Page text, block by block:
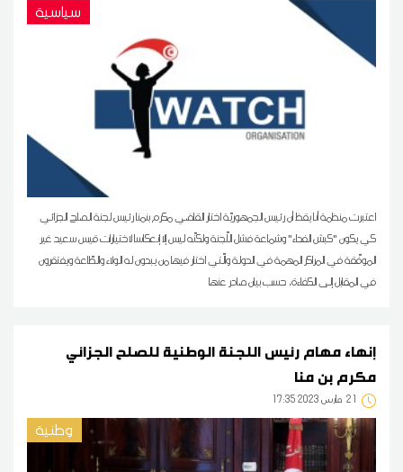
سياسية
اعتبرت منظمة أنا يقظ أن رئيس الجمهوريّة اختار القاضي مكرم بنمنا رئيس لجنة الصلح الجزائي
كي يكون "كبش الفداء" وشماعة فشل اللّجنة ولكنّه ليس إلا إنعكاسا لاختيارات قيس سعيد غير
الموفّقة في المراكز المهمة في الدولة والّتي اختار فيها من يبدون له الولاء والطّاعة ويفتقرون
في المقابل إلى الكفاءة، حسب بيان صادر عنها
إنهاء مهام رئيس اللجنة الوطنية للصلح الجزائي
مكرم بن منا
21 17:35 2023 مارس
وطنية